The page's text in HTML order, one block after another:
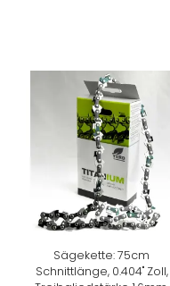
Sägekette: 75cm
Schnittlänge, 0.404" Zoll,